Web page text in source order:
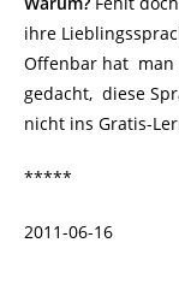
ihre
Offenbar hat
gedacht, diese
nicht ins Gratis-
*****
2011-06-16